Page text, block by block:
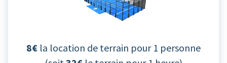
8€ la location de terrain pour 1 personne